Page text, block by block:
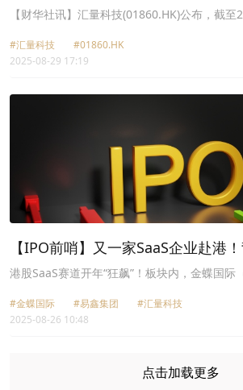
248.4%至3228.4万美元
【财华社讯】汇量科技(01860.HK)公布，截至
3228.4万美元，同比增长248.4%；每股基本盈
期股息。
#汇量科技
#01860.HK
2025-08-29 17:19
【IPO前哨】又一家SaaS企业赴港
通前景向好？
港股SaaS赛道开年“狂飙”！板块内，金蝶国际
日，又有一家SaaS相关企业——Xiaoe Inc.（以
港交所递表，拟在香港主板上市，中金公司担
#金蝶国际 #易鑫集团
#汇量科技
2025-08-26 10:48
点击加载更多